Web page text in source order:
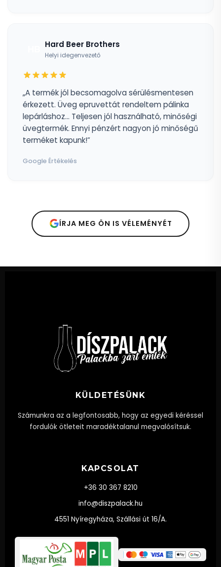
Hard Beer Brothers
Helyi idegenvezető
„A termék jól becsomagolva sérülésmentesen
érkezett. Üveg epruvettát rendeltem pálinka
lepárláshoz... Teljesen jól használható, minőségi
üvegtermék. Ennyi pénzért nagyon jó minőségű
terméket kapunk!”
Google Értékelés
ÍRJA MEG ÖN IS VÉLEMÉNYÉT
KÜLDETÉSÜNK
Számunkra az a legfontosabb, hogy az egyedi kéréssel
fordulók ötleteit maradéktalanul megvalósítsuk.
KAPCSOLAT
+36 30 367 8210
info@diszpalack.hu
4551 Nyíregyháza, Szállási út 16/A.